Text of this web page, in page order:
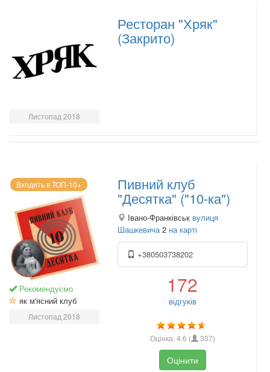
Листопад 2018
Ресторан "Хряк"
(Закрито)
Входить в ТОП-10+
Рекомендуємо
як м'ясний клуб
Листопад 2018
Пивний клуб
"Десятка" ("10-ка")
Івано-Франківськ вулиця
Шашкевича2 на карті
+380503738202
172
відгуків
Оцінка:4.6 ( 307)
Оцінити